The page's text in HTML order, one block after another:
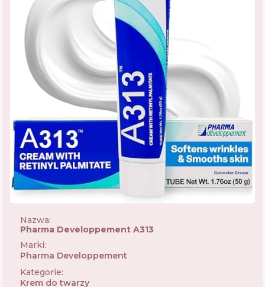
Nazwa:
Pharma Developpement A313
Marki:
Pharma Developpement
Kategorie:
Krem do twarzy